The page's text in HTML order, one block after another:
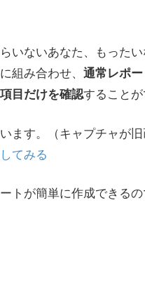
いないあなた、もったい
組み合わせ、 通常レポ
目だけを確認することが
す。（キャプチャが旧
てみる
トが簡単に作成できる